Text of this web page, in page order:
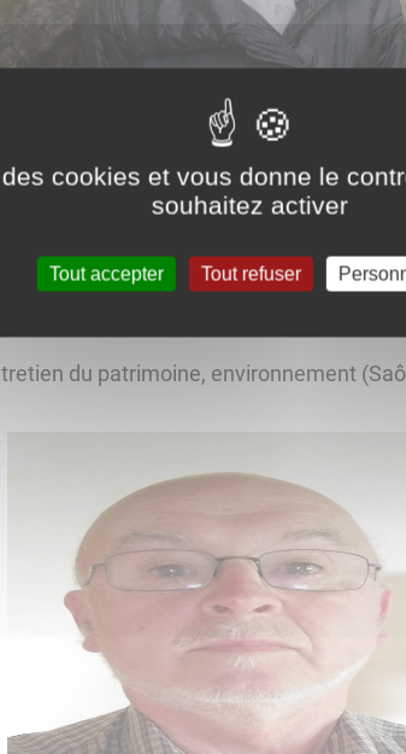
du patrimoine, environnement
cookies et vous donne le
souhaitez activer
Tout accepter Tout refuser